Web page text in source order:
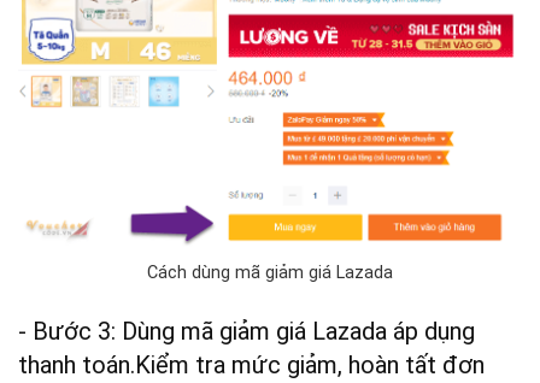
Cách dùng mã giảm giá Lazada
- Bước 3: Dùng mã giảm giá Lazada áp dụng
thanh toán.Kiểm tra mức giảm, hoàn tất đơn